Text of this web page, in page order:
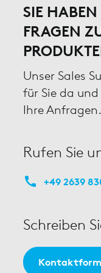
SIE HABEN
FRAGEN
Unser Sales
für Sie da
Ihre Anfragen.
Rufen Sie
+49 2639
Schreiben